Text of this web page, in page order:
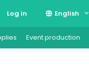
Log in English
Suomi
Event production